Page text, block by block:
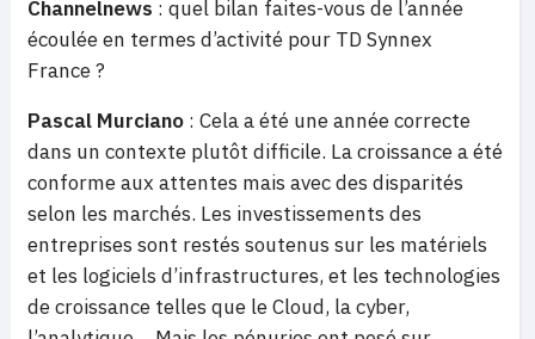
Channelnews : quel bilan faites-vous de l’année
écoulée en termes d’activité pour TD Synnex
France ?
Pascal Murciano : Cela a été une année correcte
dans un contexte plutôt difficile. La croissance a été
conforme aux attentes mais avec des disparités
selon les marchés. Les investissements des
entreprises sont restés soutenus sur les matériels
et les logiciels d’infrastructures, et les technologies
de croissance telles que le Cloud, la cyber,